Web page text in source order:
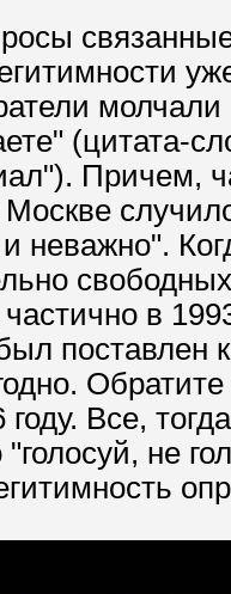
(цитата-
Причем,
неважно".
в
поставлен
году. Все,
не